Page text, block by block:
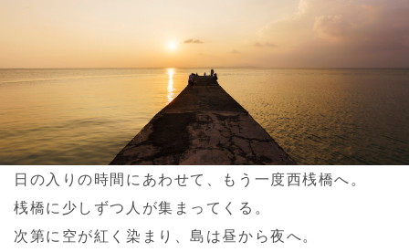
日の入りの時間にあわせて、もう一度西桟橋へ。
桟橋に少しずつ人が集まってくる。
次第に空が紅く染まり、島は昼から夜へ。